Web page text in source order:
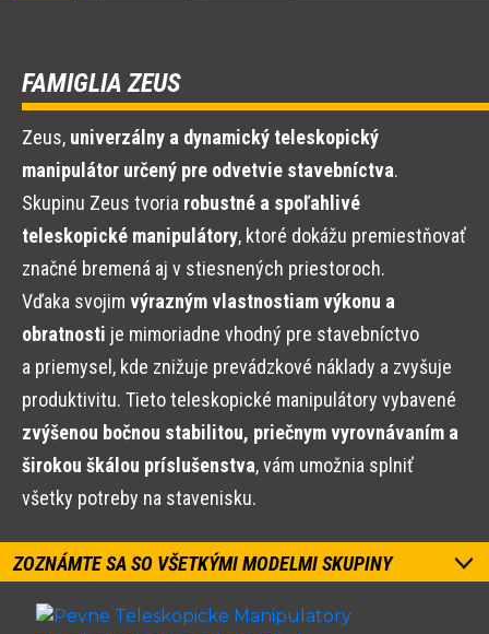
FAMIGLIA ZEUS
Zeus, univerzálny a dynamický teleskopický
manipulátor určený pre odvetvie stavebníctva.
Skupinu Zeus tvoria robustné a spoľahlivé
teleskopické manipulátory, ktoré dokážu premiestňovať
značné bremená aj v stiesnených priestoroch.
Vďaka svojim výrazným vlastnostiam výkonu a
obratnosti je mimoriadne vhodný pre stavebníctvo
a priemysel, kde znižuje prevádzkové náklady a zvyšuje
produktivitu. Tieto teleskopické manipulátory vybavené
zvýšenou bočnou stabilitou, priečnym vyrovnávaním a
širokou škálou príslušenstva, vám umožnia splniť
všetky potreby na stavenisku.
ZOZNÁMTE SA SO VŠETKÝMI MODELMI SKUPINY